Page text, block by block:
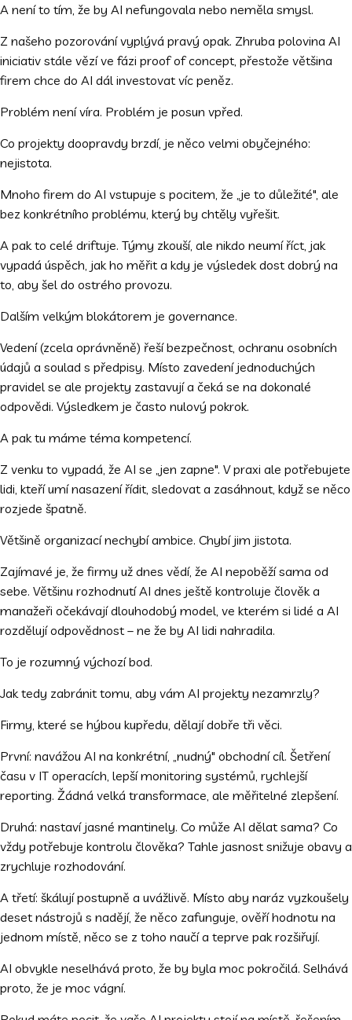
A není to tím, že by AI nefungovala nebo neměla smysl.
Z našeho pozorování vyplývá pravý opak. Zhruba polovina AI
iniciativ stále vězí ve fázi proof of concept, přestože většina
firem chce do AI dál investovat víc peněz.
Problém není víra. Problém je posun vpřed.
Co projekty doopravdy brzdí, je něco velmi obyčejného:
nejistota.
Mnoho firem do AI vstupuje s pocitem, že „je to důležité", ale
bez konkrétního problému, který by chtěly vyřešit.
A pak to celé driftuje. Týmy zkouší, ale nikdo neumí říct, jak
vypadá úspěch, jak ho měřit a kdy je výsledek dost dobrý na
to, aby šel do ostrého provozu.
Dalším velkým blokátorem je governance.
Vedení (zcela oprávněně) řeší bezpečnost, ochranu osobních
údajů a soulad s předpisy. Místo zavedení jednoduchých
pravidel se ale projekty zastavují a čeká se na dokonalé
odpovědi. Výsledkem je často nulový pokrok.
A pak tu máme téma kompetencí.
Z venku to vypadá, že AI se „jen zapne". V praxi ale potřebujete
lidi, kteří umí nasazení řídit, sledovat a zasáhnout, když se něco
rozjede špatně.
Většině organizací nechybí ambice. Chybí jim jistota.
Zajímavé je, že firmy už dnes vědí, že AI nepoběží sama od
sebe. Většinu rozhodnutí AI dnes ještě kontroluje člověk a
manažeři očekávají dlouhodobý model, ve kterém si lidé a AI
rozdělují odpovědnost – ne že by AI lidi nahradila.
To je rozumný výchozí bod.
Jak tedy zabránit tomu, aby vám AI projekty nezamrzly?
Firmy, které se hýbou kupředu, dělají dobře tři věci.
První: navážou AI na konkrétní, „nudný" obchodní cíl. Šetření
času v IT operacích, lepší monitoring systémů, rychlejší
reporting. Žádná velká transformace, ale měřitelné zlepšení.
Druhá: nastaví jasné mantinely. Co může AI dělat sama? Co
vždy potřebuje kontrolu člověka? Tahle jasnost snižuje obavy a
zrychluje rozhodování.
A třetí: škálují postupně a uvážlivě. Místo aby naráz vyzkoušely
deset nástrojů s nadějí, že něco zafunguje, ověří hodnotu na
jednom místě, něco se z toho naučí a teprve pak rozšiřují.
AI obvykle neselhává proto, že by byla moc pokročilá. Selhává
proto, že je moc vágní.